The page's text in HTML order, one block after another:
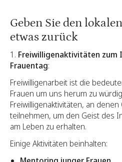
Geben Sie den
etwas zurück
1. Freiwilligenaktivitäten zum
Frauentag:
Freiwilligenarbeit ist die
Frauen um uns herum zu
Freiwilligenaktivitäten, an
teilnehmen, um den Geist des
am Leben zu erhalten.
Einige Aktivitäten beinhalten: